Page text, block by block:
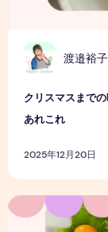
渡邉裕子
クリスマスまで
あれこれ
2025年12月20日
ときめきパンケ